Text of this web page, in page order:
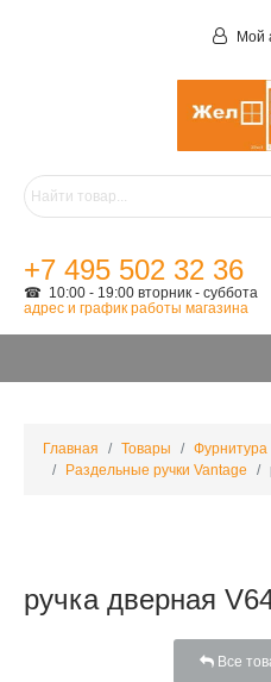
Мой
+7 495 502 32 36
☎ 10:00 - 19:00 вторник - суббота
адрес и график работы магазина
Главная Товары Фурнитура
Раздельные ручки Vantage
ручка дверная
Все